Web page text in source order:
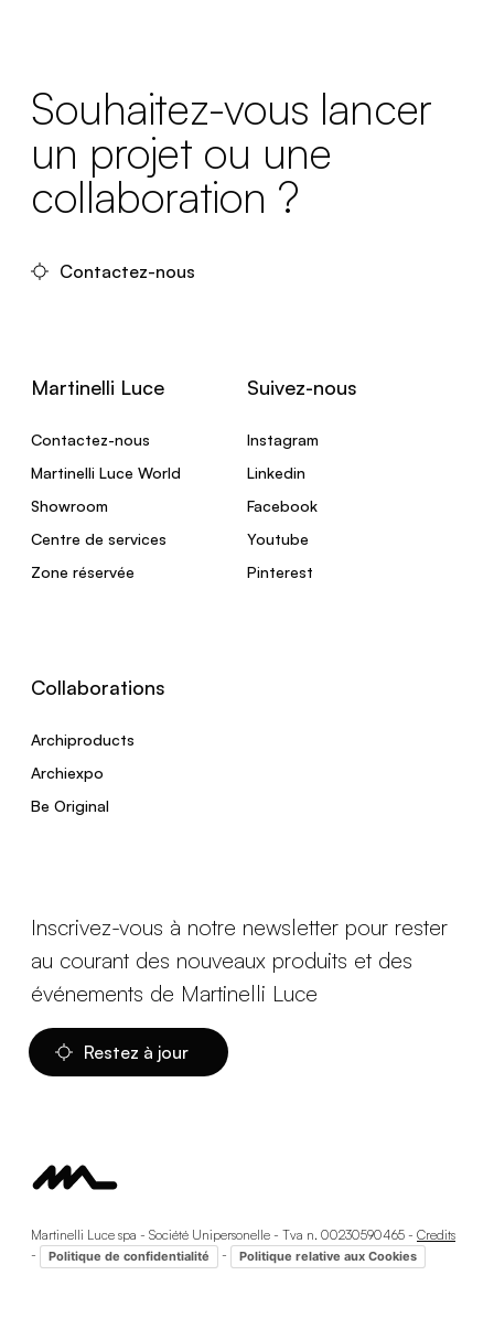
Souhaitez-vous lancer
un projet ou une
collaboration ?
Contactez-nous
Martinelli Luce
Contactez-nous
Martinelli Luce World
Showroom
Centre de services
Zone réservée
Suivez-nous
Instagram
Linkedin
Facebook
Youtube
Pinterest
Collaborations
Archiproducts
Archiexpo
Be Original
Inscrivez-vous à notre newsletter pour rester
au courant des nouveaux produits et des
événements de Martinelli Luce
Restez à jour
Martinelli Luce spa - Société Unipersonelle - Tva n. 00230590465 - Credits
-
Politique de confidentialité - Politique relative aux Cookies